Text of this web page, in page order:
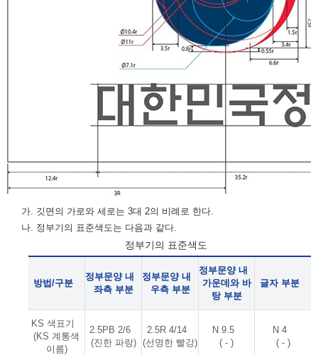
가. 깃면의 가로와 세로는 3대 2의 비례로 한다.
나. 정부기의 표준색도는 다음과 같다.
정부기의 표준색도
방법/구분
정부문양 내
좌측 부분
정부문양 내
우측 부분
정부문양 내
가운데와 바
탕 부분
글자 부분
KS 색표기
(KS 계통색
이름)
2.5PB 2/6
(진한 파랑)
2.5R 4/14
(선명한 빨강)
N 9.5
( - )
N 4
( - )